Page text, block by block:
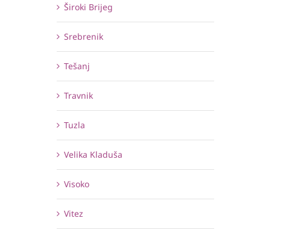
Široki Brijeg
Srebrenik
Tešanj
Travnik
Tuzla
Velika Kladuša
Visoko
Vitez